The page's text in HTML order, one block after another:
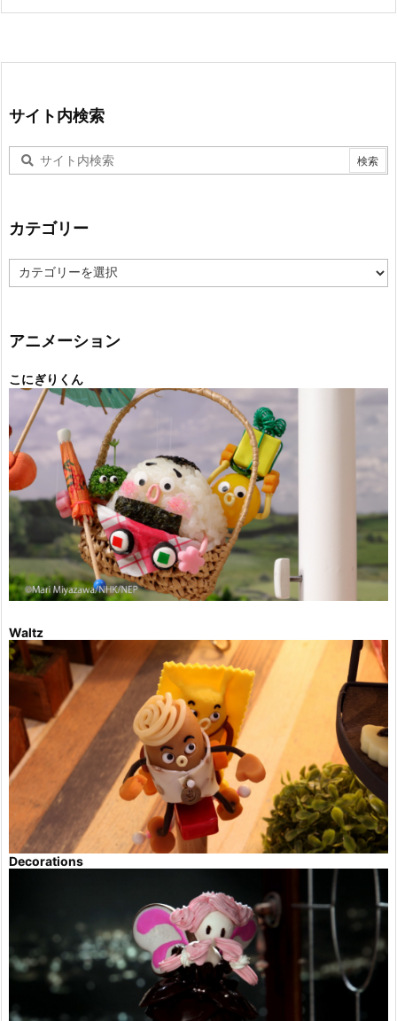
サイト内検索
カテゴリー
テ
ー
アニメーション
こにぎりくん
Waltz
Decorations